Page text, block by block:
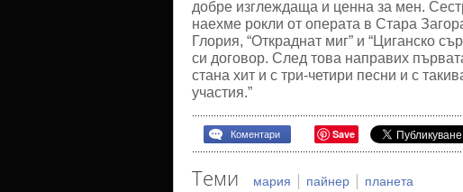
добре изглеждаща и ценна за мен.
наехме рокли от операта в Стара
Глория, “Откраднат миг” и “Циганско
си договор. След това направих
стана хит и с три-четири песни и с
участия.”
Коментари Save
Теми мария | пайнер | планета